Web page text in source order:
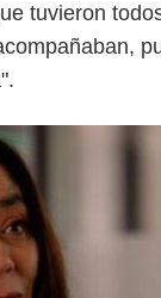
tuvieron